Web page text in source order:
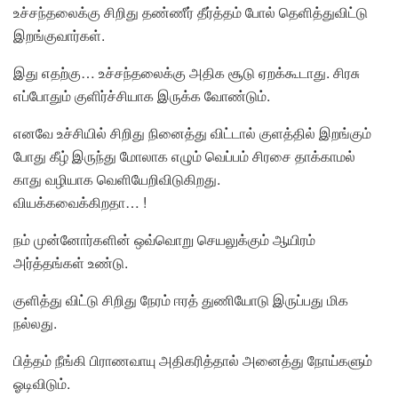
உச்சந்தலைக்கு சிறிது தண்ணீர் தீர்த்தம் போல் தெளித்துவிட்டு
இறங்குவார்கள்.
இது எதற்கு… உச்சந்தலைக்கு அதிக சூடு ஏறக்கூடாது. சிரசு
எப்போதும் குளிர்ச்சியாக இருக்க வோண்டும்.
எனவே உச்சியில் சிறிது நினைத்து விட்டால் குளத்தில் இறங்கும்
போது கீழ் இருந்து மோலாக எழும் வெப்பம் சிரசை தாக்காமல்
காது வழியாக வெளியேறிவிடுகிறது.
வியக்கவைக்கிறதா… !
நம் முன்னோர்களின் ஒவ்வொறு செயலுக்கும் ஆயிரம்
அர்த்தங்கள் உண்டு.
குளித்து விட்டு சிறிது நேரம் ஈரத் துணியோடு இருப்பது மிக
நல்லது.
பித்தம் நீங்கி பிராணவாயு அதிகரித்தால் அனைத்து நோய்களும்
ஓடிவிடும்.